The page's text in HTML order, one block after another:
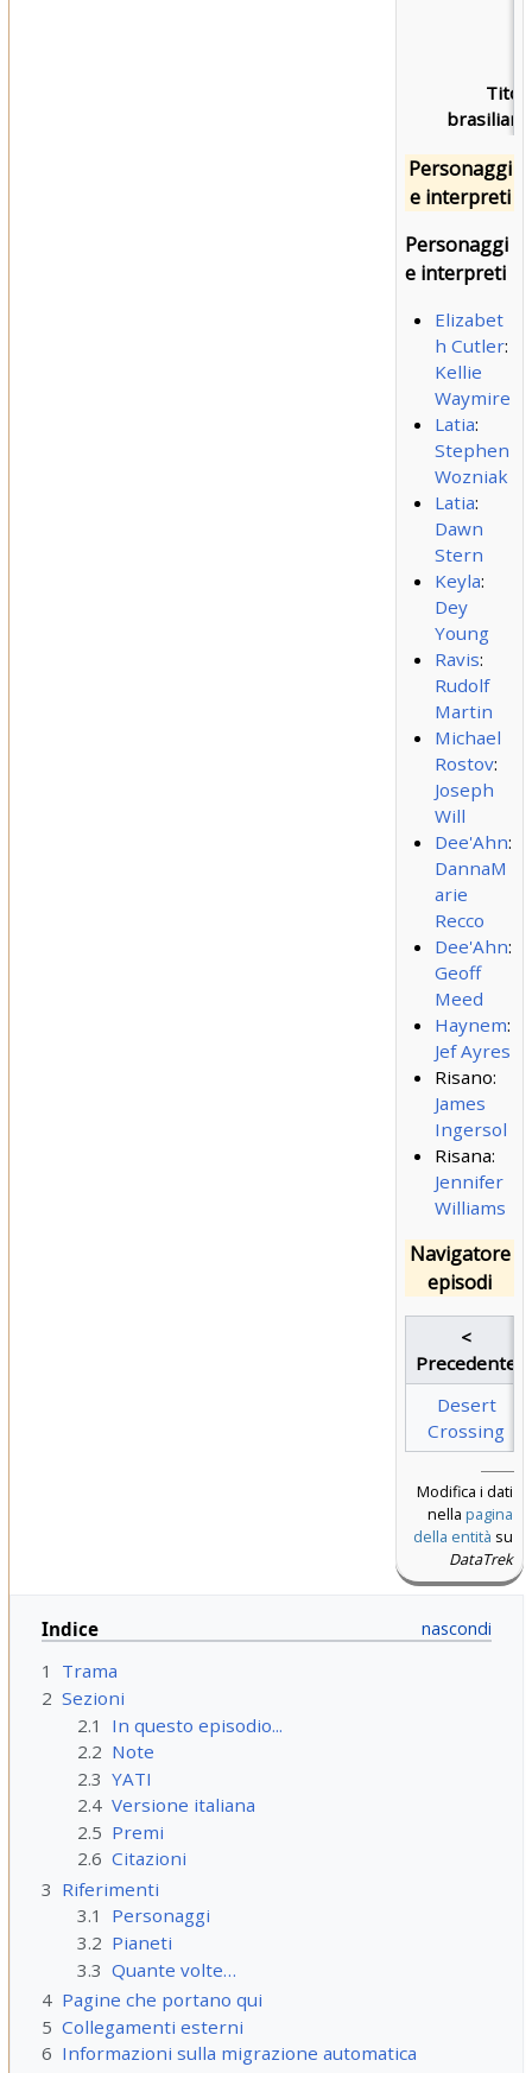
Personaggi
e interpreti
Personaggi
e interpreti
Elizabet
h Cutler:
Kellie
Waymire
Latia:
Stephen
Wozniak
Latia:
Dawn
Stern
Keyla:
Dey
Young
Ravis:
Rudolf
Martin
Michael
Rostov:
Joseph
Will
Dee'Ahn:
DannaM
arie
Recco
Dee'Ahn:
Geoff
Meed
Haynem:
Jef Ayres
Risano:
James
Ingersol
Risana:
Jennifer
Williams
Navigatore
episodi
<
Precedente
Desert
Crossing
Modifica i dati
nella pagina
della entità su
DataTrek
Indice
1
Trama
2 Sezioni
2.1
In questo episodio...
2.2 Note
2.3 YATI
2.4 Versione italiana
2.5 Premi
2.6 Citazioni
3 Riferimenti
3.1
Personaggi
3.2 Pianeti
3.3 Quante volte…
4 Pagine che portano qui
5 Collegamenti esterni
6 Informazioni sulla migrazione automatica